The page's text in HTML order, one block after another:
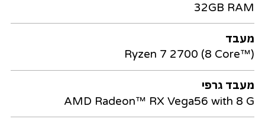
32GB RAM
מעבד
Ryzen 7 2700 (8 Core™)
מעבד גרפי
AMD Radeon™ RX Vega56 with 8 G